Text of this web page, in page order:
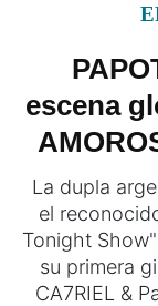
escena
La dupla
el
Tonight
su primera
CA7RIEL &